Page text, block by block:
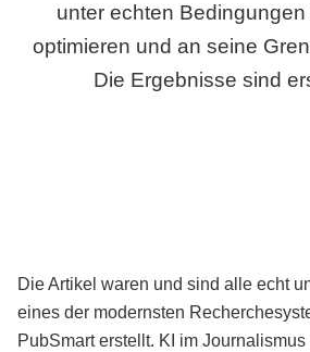
unter echten
optimieren und an seine
Die Ergebnisse sind
Die Artikel waren und sind alle echt
eines der modernsten
PubSmart erstellt. KI im